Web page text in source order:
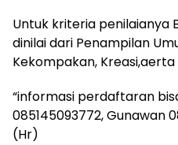
Untuk kriteria penilaianya
dinilai dari Penampilan
Kekompakan,
“informasi perdaftaran
085145093772, Gunawan
(Hr)